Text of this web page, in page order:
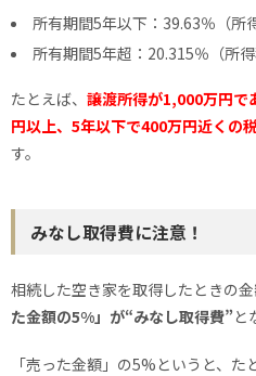
所有期間5年以下：39.63％（所
所有期間5年超：20.315％（所
たとえば、 譲渡所得が1,000万円で
円以上、5年以下で400万円近くの
す。
みなし取得費に注意！
相続した空き家を取得したときの
た金額の5%」が“みなし取得費”と
「売った金額」の5%というと、